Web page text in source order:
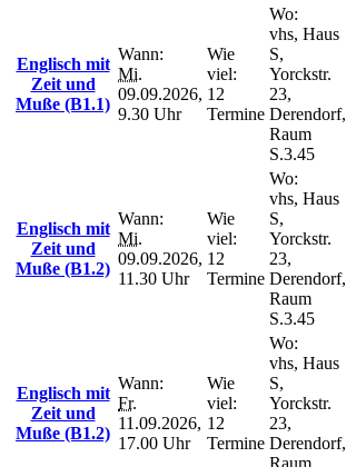
Englisch mit
Zeit und
Muße (B1.1)
Wann:
Mi.
09.09.2026,
9.30 Uhr
Wie
viel:
12
Termine
Wo:
vhs, Haus
S,
Yorckstr.
23,
Derendorf,
Raum
S.3.45
Englisch mit
Zeit und
Muße (B1.2)
Wann:
Mi.
09.09.2026,
11.30 Uhr
Wie
viel:
12
Termine
Wo:
vhs, Haus
S,
Yorckstr.
23,
Derendorf,
Raum
S.3.45
Englisch mit
Zeit und
Muße (B1.2)
Wann:
Fr.
11.09.2026,
17.00 Uhr
Wie
viel:
12
Termine
Wo:
vhs, Haus
S,
Yorckstr.
23,
Derendorf,
Raum